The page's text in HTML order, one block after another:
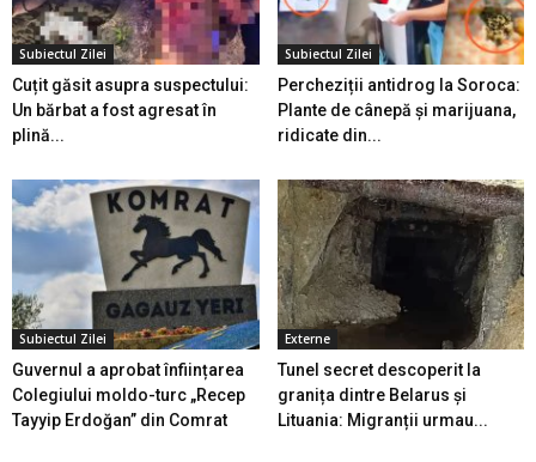
Subiectul Zilei
Cuțit găsit asupra suspectului:
Un bărbat a fost agresat în
plină...
Subiectul Zilei
Percheziții antidrog la Soroca:
Plante de cânepă și marijuana,
ridicate din...
Subiectul Zilei
Guvernul a aprobat înființarea
Colegiului moldo-turc „Recep
Tayyip Erdoğan” din Comrat
Externe
Tunel secret descoperit la
granița dintre Belarus și
Lituania: Migranții urmau...